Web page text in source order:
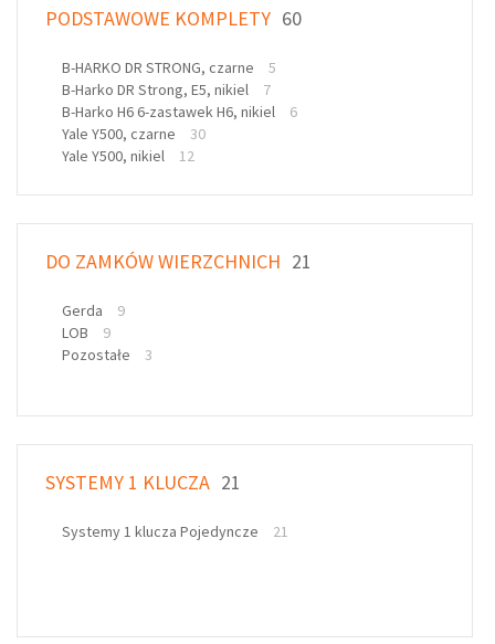
PODSTAWOWE KOMPLETY 60
B-HARKO DR STRONG, czarne
5
B-Harko DR Strong, E5, nikiel
7
B-Harko H6 6-zastawek H6, nikiel
6
Yale Y500, czarne
30
Yale Y500, nikiel
12
DO ZAMKÓW WIERZCHNICH 21
Gerda
9
LOB
9
Pozostałe
3
SYSTEMY 1 KLUCZA 21
Systemy 1 klucza Pojedyncze 21